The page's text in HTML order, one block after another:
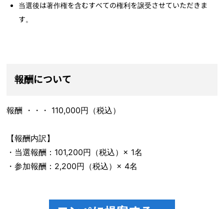
当選後は著作権を含むすべての権利を譲受させていただきま
す。
報酬について
報酬 ・・・ 110,000円（税込）
【報酬内訳】
・当選報酬：101,200円（税込）× 1名
・参加報酬：2,200円（税込）× 4名